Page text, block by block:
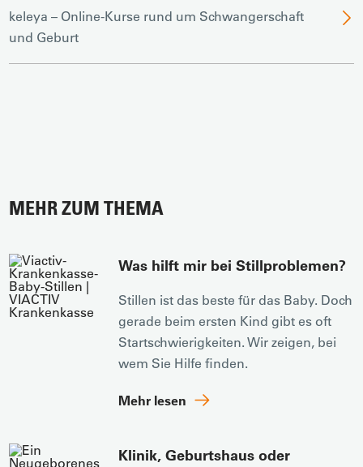
keleya – Online-Kurse rund um Schwangerschaft
und Geburt
MEHR ZUM THEMA
Was hilft mir bei Stillproblemen?
Stillen ist das beste für das Baby. Doch
gerade beim ersten Kind gibt es oft
Startschwierigkeiten. Wir zeigen, bei
wem Sie Hilfe finden.
Mehr lesen
Klinik, Geburtshaus oder